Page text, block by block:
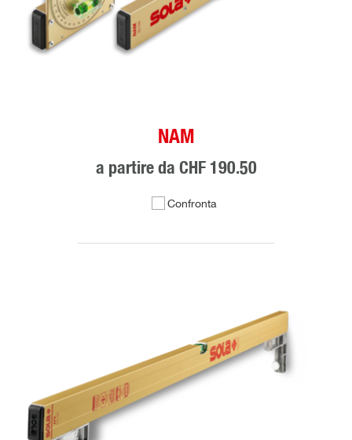
NAM
a partire da CHF 190.50
Confronta